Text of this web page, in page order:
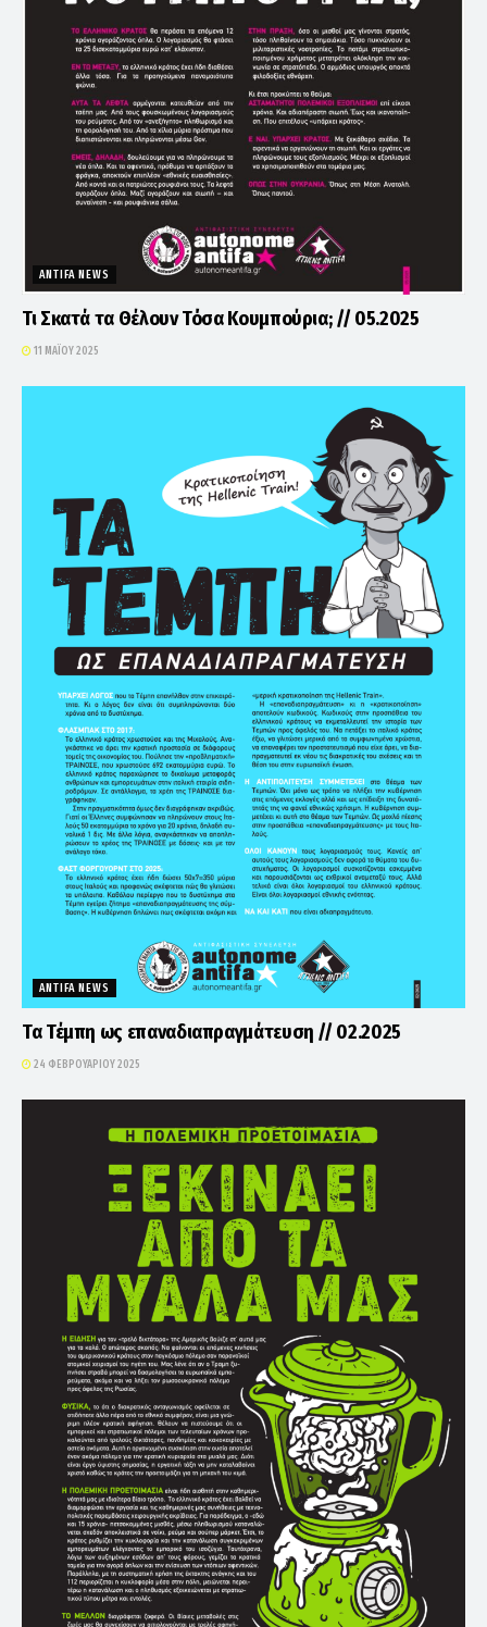
ANTIFA NEWS
Τι Σκατά τα Θέλουν Τόσα Κουμπούρια; // 05.2025
11 ΜΑΪ́ΟΥ 2025
ANTIFA NEWS
Τα Τέμπη ως επαναδιαπραγμάτευση // 02.2025
24 ΦΕΒΡΟΥΑΡΊΟΥ 2025